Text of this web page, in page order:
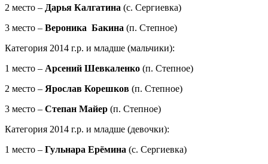
2 место – Дарья Калгатина (с. Сергиевка)
3 место – Вероника Бакина (п. Степное)
Категория 2014 г.р. и младше (мальчики):
1 место – Арсений Шевкаленко (п. Степное)
2 место – Ярослав Корешков (п. Степное)
3 место – Степан Майер (п. Степное)
Категория 2014 г.р. и младше (девочки):
1 место – Гульнара Ерёмина (с. Сергиевка)